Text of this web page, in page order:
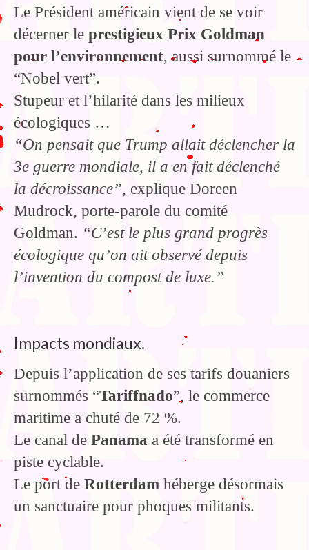
Le Président américain vient de se voir
décerner le prestigieux Prix Goldman
pour l’environnement, aussi surnommé le
“Nobel vert”.
Stupeur et l’hilarité dans les milieux
écologiques …
“On pensait que Trump allait déclencher la
3e guerre mondiale, il a en fait déclenché
la décroissance”, explique Doreen
Mudrock, porte-parole du comité
Goldman. “C’est le plus grand progrès
écologique qu’on ait observé depuis
l’invention du compost de luxe.”
Impacts mondiaux.
Depuis l’application de ses tarifs douaniers
surnommés “Tariffnado”, le commerce
maritime a chuté de 72 %.
Le canal de Panama a été transformé en
piste cyclable.
Le port de Rotterdam héberge désormais
un sanctuaire pour phoques militants.